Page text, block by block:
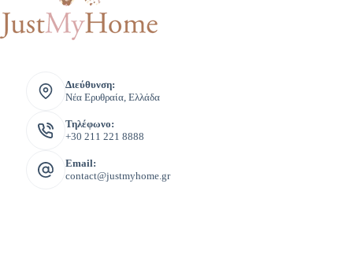
Διεύθυνση:
Νέα Ερυθραία, Ελλάδα
Τηλέφωνο:
+30 211 221 8888
Email:
contact@justmyhome.gr